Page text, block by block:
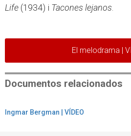
Life (1934) i Tacones lejanos
El melodrama |
Documentos relacionados
Ingmar Bergman | VÍDEO